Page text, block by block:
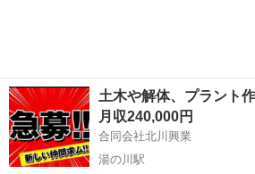
土木や解体、プラント
月収240,000円
合同会社北川興業
湯の川駅